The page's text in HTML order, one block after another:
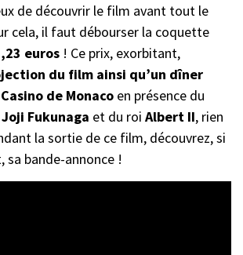
de découvrir le film avant tout le
cela, il faut débourser la coquette
euros ! Ce prix, exorbitant,
du film ainsi qu’un dîner
de Monaco en présence du
Fukunaga et du roi Albert II, rien
la sortie de ce film, découvrez, si
sa bande-annonce !